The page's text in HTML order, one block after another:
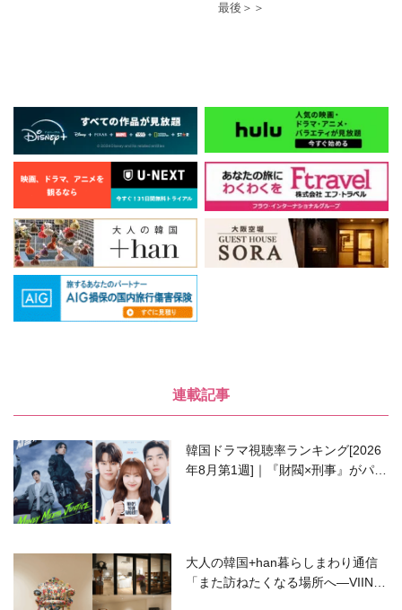
最後＞＞
連載記事
韓国ドラマ視聴率ランキング[2026
年8月第1週]｜『財閥×刑事』がパワ
大人の韓国+han暮らしまわり通信
「また訪ねたくなる場所へ―VIIN C